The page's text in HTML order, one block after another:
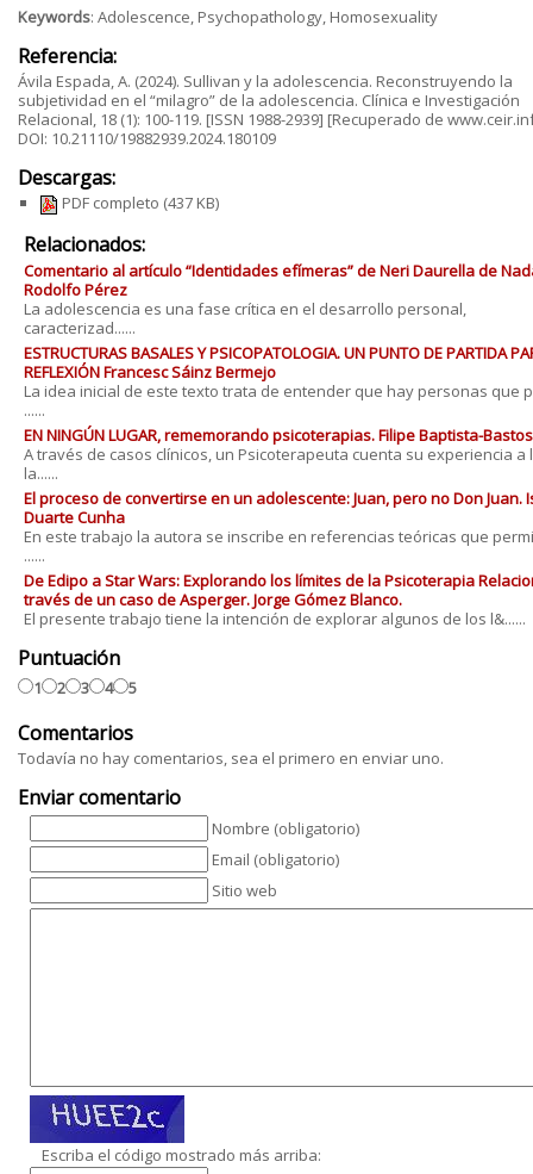
Keywords: Adolescence, Psychopathology, Homosexuality
Referencia:
Ávila Espada, A. (2024). Sullivan y la adolescencia. Reconstruyendo la
subjetividad en el “milagro” de la adolescencia. Clínica e Investigación
Relacional, 18 (1): 100-119. [ISSN 1988-2939] [Recuperado de
DOI: 10.21110/19882939.2024.180109
Descargas:
PDF completo (437 KB)
Relacionados:
Comentario al artículo “Identidades efímeras” de Neri Daurella de
Rodolfo Pérez
La adolescencia es una fase crítica en el desarrollo personal,
caracterizad......
ESTRUCTURAS BASALES Y PSICOPATOLOGIA. UN PUNTO DE PARTIDA
REFLEXIÓN Francesc Sáinz Bermejo
La idea inicial de este texto trata de entender que hay personas que
......
EN NINGÚN LUGAR, rememorando psicoterapias. Filipe Baptista-Bastos
A través de casos clínicos, un Psicoterapeuta cuenta su experiencia a
la......
El proceso de convertirse en un adolescente: Juan, pero no Don Juan.
Duarte Cunha
En este trabajo la autora se inscribe en referencias teóricas que
......
De Edipo a Star Wars: Explorando los límites de la Psicoterapia
través de un caso de Asperger. Jorge Gómez Blanco.
El presente trabajo tiene la intención de explorar algunos de los l&......
Puntuación
1 2 3 4 5
Comentarios
Todavía no hay comentarios, sea el primero en enviar uno.
Enviar comentario
Nombre (obligatorio)
Email (obligatorio)
Sitio web
Escriba el código mostrado más arriba: